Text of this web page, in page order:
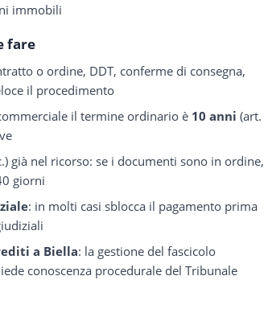
immobili
fare
o ordine, DDT, conferme di consegna,
il procedimento
il termine ordinario è 10 anni (art.
già nel ricorso: se i documenti sono in ordine,
giorni
: in molti casi sblocca il pagamento prima
a Biella: la gestione del fascicolo
conoscenza procedurale del Tribunale